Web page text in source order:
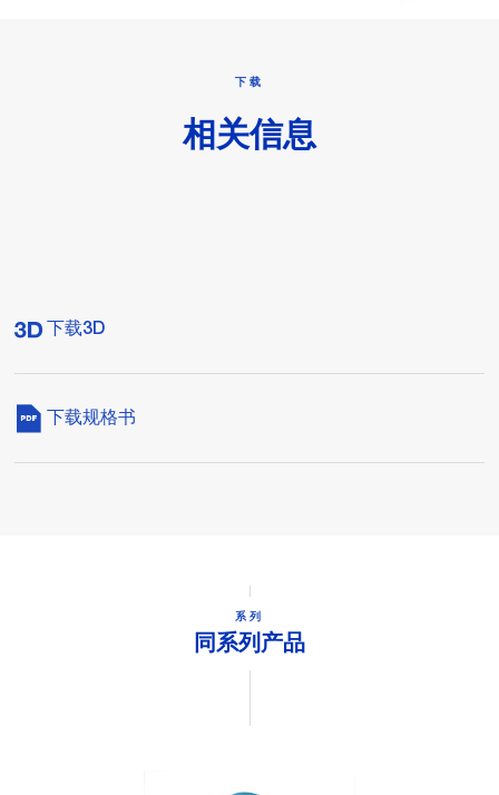
下载
相关信息
下载3D
下载规格书
系列
同系列产品